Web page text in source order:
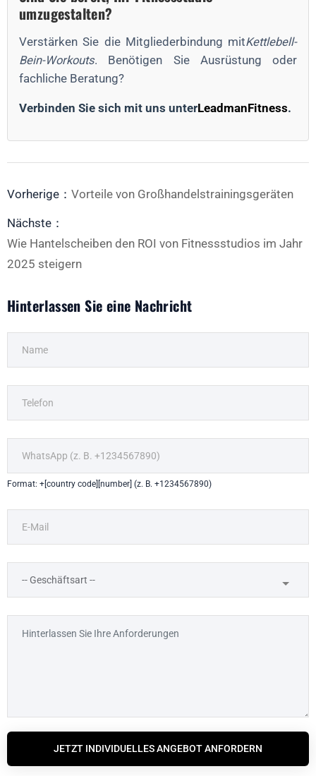
umzugestalten?
Verstärken Sie die Mitgliederbindung mitKettlebell-
Bein-Workouts. Benötigen Sie Ausrüstung oder
fachliche Beratung?
Verbinden Sie sich mit uns unterLeadmanFitness.
Vorherige： Vorteile von Großhandelstrainingsgeräten
Nächste：
Wie Hantelscheiben den ROI von Fitnessstudios im Jahr
2025 steigern
Hinterlassen Sie eine Nachricht
Format: +[country code][number] (z. B. +1234567890)
JETZT INDIVIDUELLES ANGEBOT ANFORDERN